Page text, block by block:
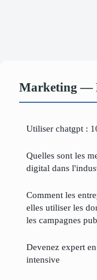
Marketing —
Utiliser chatgpt :
Quelles sont les
digital dans
Comment les
elles utiliser les
les campagnes
Devenez expert
intensive